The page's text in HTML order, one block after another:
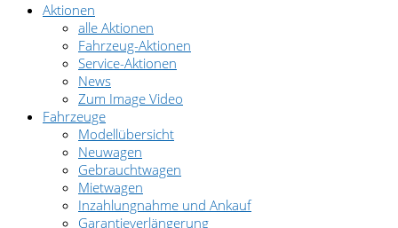
Aktionen
alle Aktionen
Fahrzeug-Aktionen
Service-Aktionen
News
Zum Image Video
Fahrzeuge
Modellübersicht
Neuwagen
Gebrauchtwagen
Mietwagen
Inzahlungnahme und Ankauf
Garantieverlängerung